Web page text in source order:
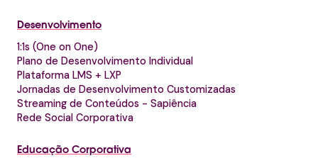
Desenvolvimento
1:1s (One on One)
Plano de Desenvolvimento Individual
Plataforma LMS + LXP
Jornadas de Desenvolvimento Customizadas
Streaming de Conteúdos - Sapiência
Rede Social Corporativa
Educação Corporativa